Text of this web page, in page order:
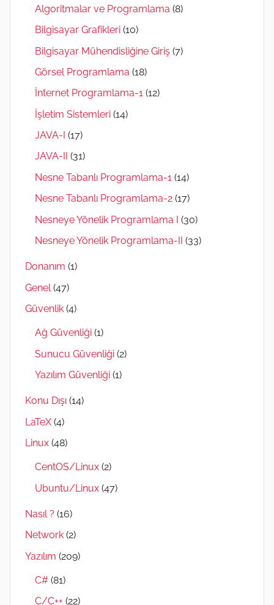
Algoritmalar ve Programlama (8)
Bilgisayar Grafikleri (10)
Bilgisayar Mühendisliğine Giriş (7)
Görsel Programlama (18)
İnternet Programlama-1 (12)
İşletim Sistemleri (14)
JAVA-I (17)
JAVA-II
(31)
Nesne Tabanlı Programlama-1 (14)
Nesne Tabanlı Programlama-2 (17)
Nesneye Yönelik Programlama I (30)
Nesneye Yönelik Programlama-II (33)
Donanım (1)
Genel (47)
Güvenlik (4)
Ağ Güvenliği (1)
Sunucu Güvenliği (2)
Yazılım Güvenliği (1)
Konu Dışı (14)
LaTeX (4)
Linux (48)
CentOS/Linux (2)
Ubuntu/Linux (47)
Nasıl ? (16)
Network (2)
Yazılım (209)
C# (81)
C/C++ (22)